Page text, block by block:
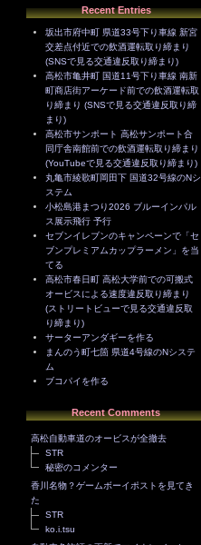
Recent Entries
坂出市府中町 県道33号下り車線 新宮
交差点付近での飲酒運転取り締まり
(SNSで見る交通違反取り締まり)
高松市亀井町 国道11号下り車線 南新
町商店街アーケード前での飲酒運転取
り締まり (SNSで見る交通違反取り締
まり)
高松市サンポート 高松サンポート合
同庁舎南館前での飲酒運転取り締まり
(YouTubeで見る交通違反取り締まり)
丸亀市綾歌町岡田下 国道32号線のNシ
ステム
小松島港まつり2026 ブルーインパル
ス展示飛行 予行
セブンイレブンのキャンペーンで「セ
ブンプレミアムカップラーメン」を当
てる
高松市春日町 高松大学前での可搬式
オービスによる速度違反取り締まり
(ストリートビューで見る交通違反取
り締まり)
サーターアンダギーを作る
まんのう町七箇 県道4号線のNシステ
ム
ブコパイを作る
Recent Comments
高松自動車道のオービスが全撤去
STR
秘密のコメンター
香川名物？ゲームボーイポストを見てき
た
STR
ko.i.tsu